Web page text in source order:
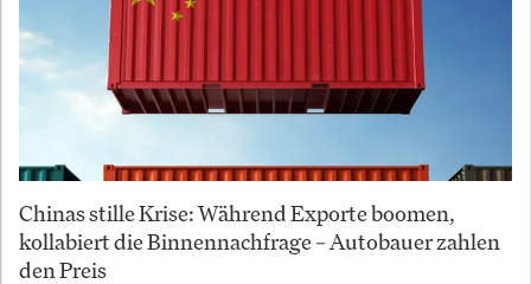
Chinas stille Krise: Während Exporte boomen,
kollabiert die Binnennachfrage – Autobauer zahlen
den Preis